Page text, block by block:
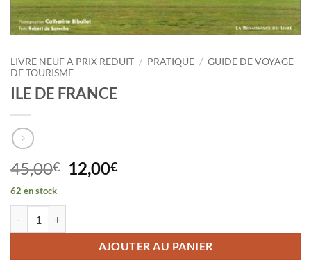
LIVRE NEUF A PRIX REDUIT / PRATIQUE / GUIDE DE VOYAGE -
DE TOURISME
ILE DE FRANCE
45,00€
Le
prix
45,00€.
12,00€Le
12,00€.
62 en stock
AJOUTER AU PANIER